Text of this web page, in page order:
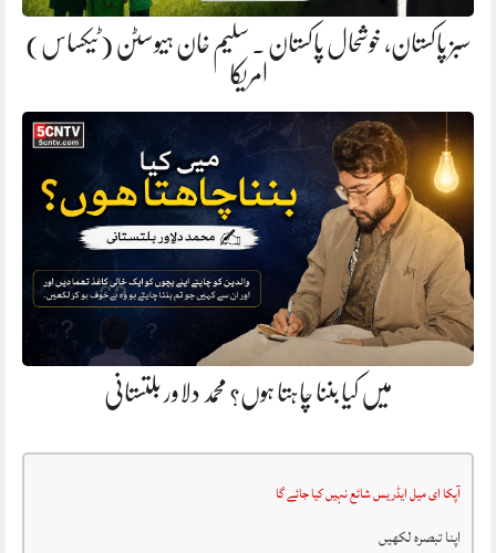
سبز پاکستان، خوشحال پاکستان . سلیم خان ہیوسٹن (ٹیکساس)
امریکا
میں کیا بننا چاہتا ہوں؟ محمد دلاور بلتستانی
آپکا ای میل ایڈریس شائع نہیں کیا جائے گا
اپنا تبصرہ لکھیں